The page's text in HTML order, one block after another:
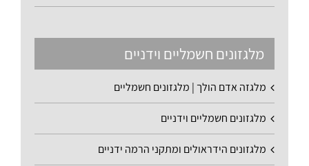
מלגזונים חשמליים וידניים
מלגזה אדם הולך | מלגזונים חשמליים
מלגזונים חשמליים וידניים
מלגזונים הידראולים ומתקני הרמה ידניים